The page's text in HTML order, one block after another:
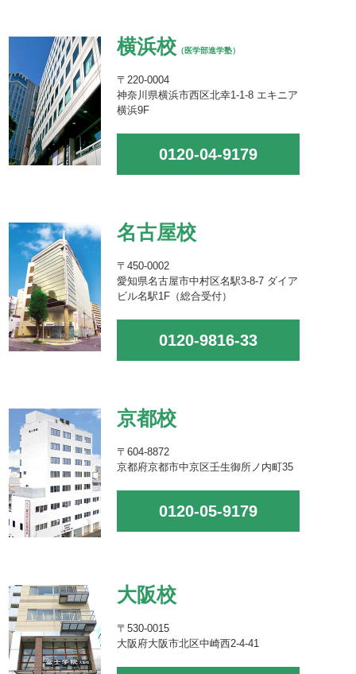
横浜校 （医学部進学塾）
〒220-0004
神奈川県横浜市西区北幸1-1-8 エキニア
横浜9F
0120-04-9179
名古屋校
〒450-0002
愛知県名古屋市中村区名駅3-8-7 ダイア
ビル名駅1F（総合受付）
0120-9816-33
京都校
〒604-8872
京都府京都市中京区壬生御所ノ内町35
0120-05-9179
大阪校
〒530-0015
大阪府大阪市北区中崎西2-4-41